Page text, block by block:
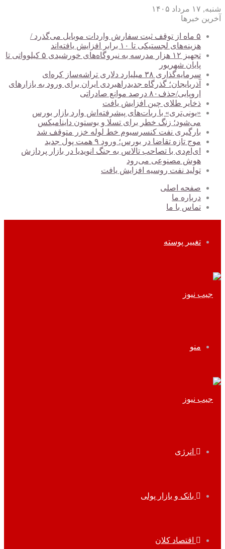
شنبه, ۱۷ مرداد ۱۴۰۵
آخرین خبرها
۵ ماه از توقف ثبت سفارش واردات موبایل می‌گذرد /
هزینه‌های لجستیکی تا ۱۰ برابر افزایش یافته‌اند
تجهیز ۱۲ هزار مدرسه به نیروگاه‌های خورشیدی ۵ کیلوواتی تا
پایان شهریور
سرمایه‌گذاری ۳۸ میلیارد دلاری تراشه‌ساز کره‌ای
آذربایجان؛ گذرگاه جدیدراهبردی ایران برای ورود به بازارهای
اروپایی/حذف۸۰ درصد موانع صادراتی
ذخایر طلای چین افزایش یافت
«یونی‌تری» با ربات‌های پیشرفته‌اش وارد بازار بورس
می‌شود؛ زنگ خطر برای تسلا و بوستون داینامیکس
بارگیری نفت کنسرسیوم خط لوله خزر متوقف شد
موج تازه تقاضا در بورس؛ ورود ۹ همت پول جدید
ای‌ام‌دی با تصاحب تالاس به جنگ انویدیا در بازار پردازش
هوش مصنوعی می‌رود
تولید نفت روسیه افزایش یافت
صفحه اصلی
درباره ما
تماس با ما
تغییر پوسته
منو
انرژی
بانک و بازار پولی
اقتصاد کلان